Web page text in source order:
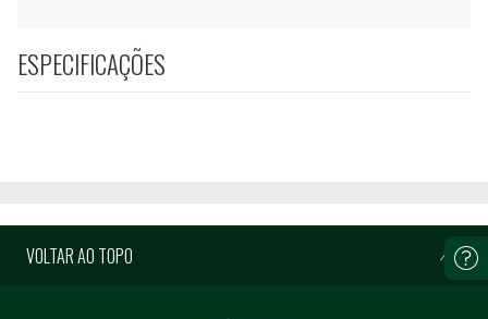
ESPECIFICAÇÕES
VOLTAR AO TOPO